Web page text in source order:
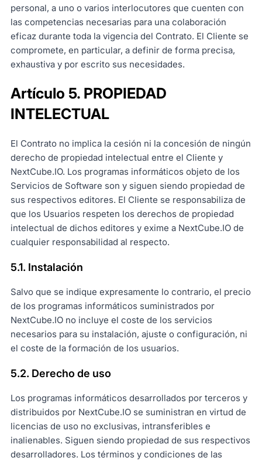
personal, a uno o varios interlocutores que cuenten con
las competencias necesarias para una colaboración
eficaz durante toda la vigencia del Contrato. El Cliente se
compromete, en particular, a definir de forma precisa,
exhaustiva y por escrito sus necesidades.
Artículo 5. PROPIEDAD
INTELECTUAL
El Contrato no implica la cesión ni la concesión de ningún
derecho de propiedad intelectual entre el Cliente y
NextCube.IO. Los programas informáticos objeto de los
Servicios de Software son y siguen siendo propiedad de
sus respectivos editores. El Cliente se responsabiliza de
que los Usuarios respeten los derechos de propiedad
intelectual de dichos editores y exime a NextCube.IO de
cualquier responsabilidad al respecto.
5.1. Instalación
Salvo que se indique expresamente lo contrario, el precio
de los programas informáticos suministrados por
NextCube.IO no incluye el coste de los servicios
necesarios para su instalación, ajuste o configuración, ni
el coste de la formación de los usuarios.
5.2. Derecho de uso
Los programas informáticos desarrollados por terceros y
distribuidos por NextCube.IO se suministran en virtud de
licencias de uso no exclusivas, intransferibles e
inalienables. Siguen siendo propiedad de sus respectivos
desarrolladores. Los términos y condiciones de las